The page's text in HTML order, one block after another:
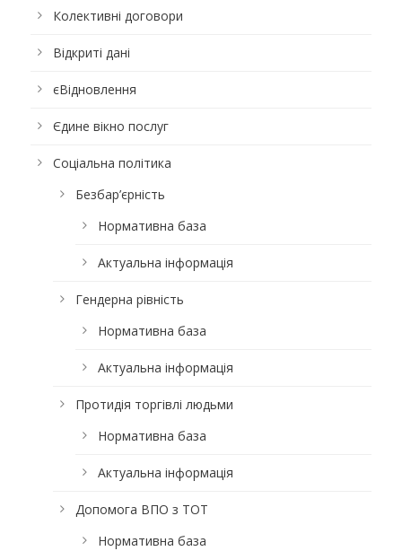
Колективні договори
Відкриті дані
єВідновлення
Єдине вікно послуг
Соціальна політика
Безбар’єрність
Нормативна база
Актуальна інформація
Гендерна рівність
Нормативна база
Актуальна інформація
Протидія торгівлі людьми
Нормативна база
Актуальна інформація
Допомога ВПО з ТОТ
Нормативна база